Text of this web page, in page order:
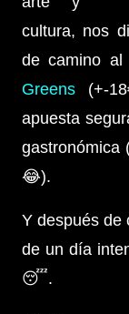
cultura, nos
de camino al
Greens (+-
apuesta
gastronómica
😂).
Y después de
de un día
😴.